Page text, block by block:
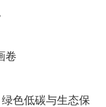
卷
色低碳与生态保